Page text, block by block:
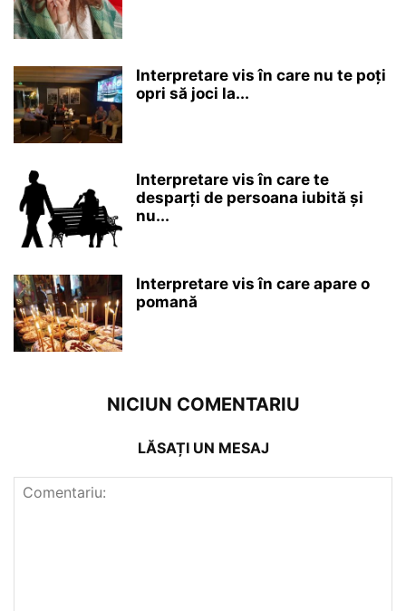
Interpretare vis în care nu te poți
opri să joci la...
Interpretare vis în care te
desparți de persoana iubită și
nu...
Interpretare vis în care apare o
pomană
NICIUN COMENTARIU
LĂSAȚI UN MESAJ